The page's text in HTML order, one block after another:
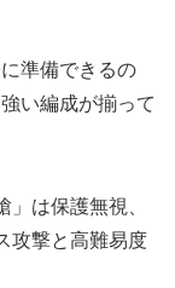
準備できるの
い編成が揃って
は保護無視、
攻撃と高難易度